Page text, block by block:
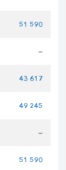
51 590
—
43 617
49 245
—
51 590